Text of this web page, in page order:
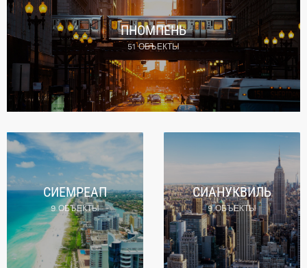
ПНОМПЕНЬ
51 ОБЪЕКТЫ
СИЕМРЕАП
9 ОБЪЕКТЫ
СИАНУКВИЛЬ
9 ОБЪЕКТЫ